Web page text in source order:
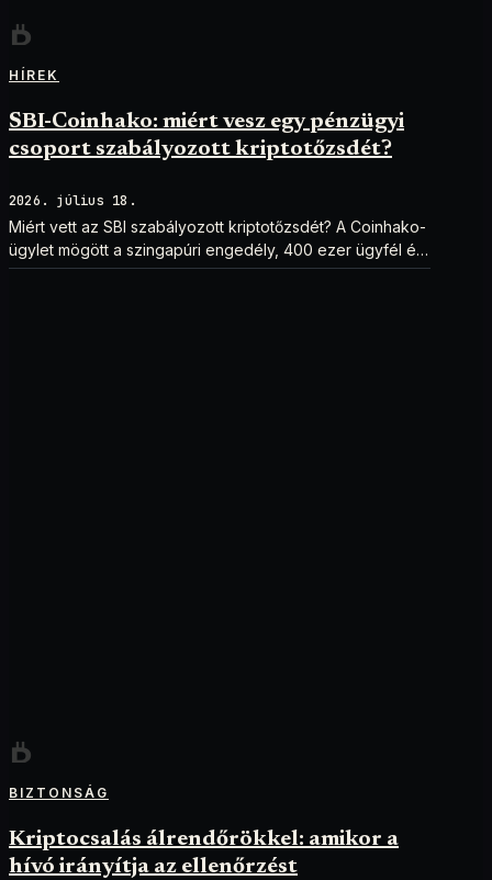
HÍREK
SBI-Coinhako: miért vesz egy pénzügyi
csoport szabályozott kriptotőzsdét?
2026. július 18.
Miért vett az SBI szabályozott kriptotőzsdét? A Coinhako-
ügylet mögött a szingapúri engedély, 400 ezer ügyfél és
egy stablecoin-terv áll.
BIZTONSÁG
Kriptocsalás álrendőrökkel: amikor a
hívó irányítja az ellenőrzést